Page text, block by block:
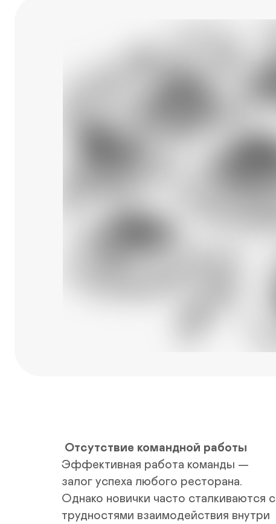
Отсутствие командной работы
Эффективная работа команды —
залог успеха любого ресторана.
Однако новички часто сталкиваются с
трудностями взаимодействия внутри